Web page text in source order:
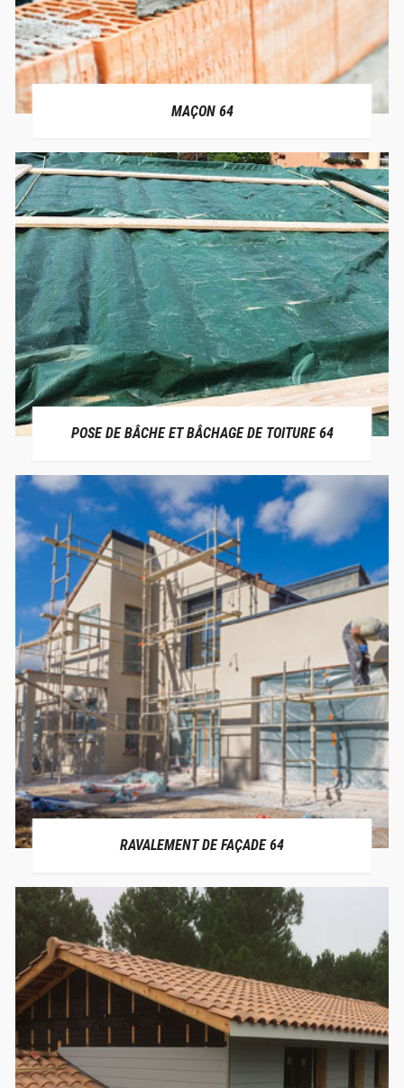
MAÇON 64
POSE DE BÂCHE ET BÂCHAGE DE TOITURE 64
RAVALEMENT DE FAÇADE 64